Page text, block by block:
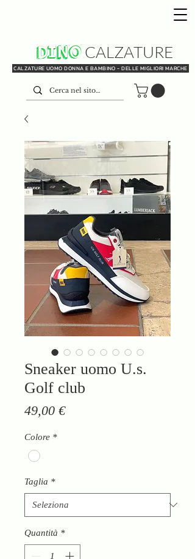
DINO
CALZATURE UOMO DONNA E BAMBINO - DELLE MIGLIORI MARCHE
CALZATURE
Sneaker uomo U.s.
Golf club
49,00 €Prezzo
Colore *
Taglia *
Quantità *